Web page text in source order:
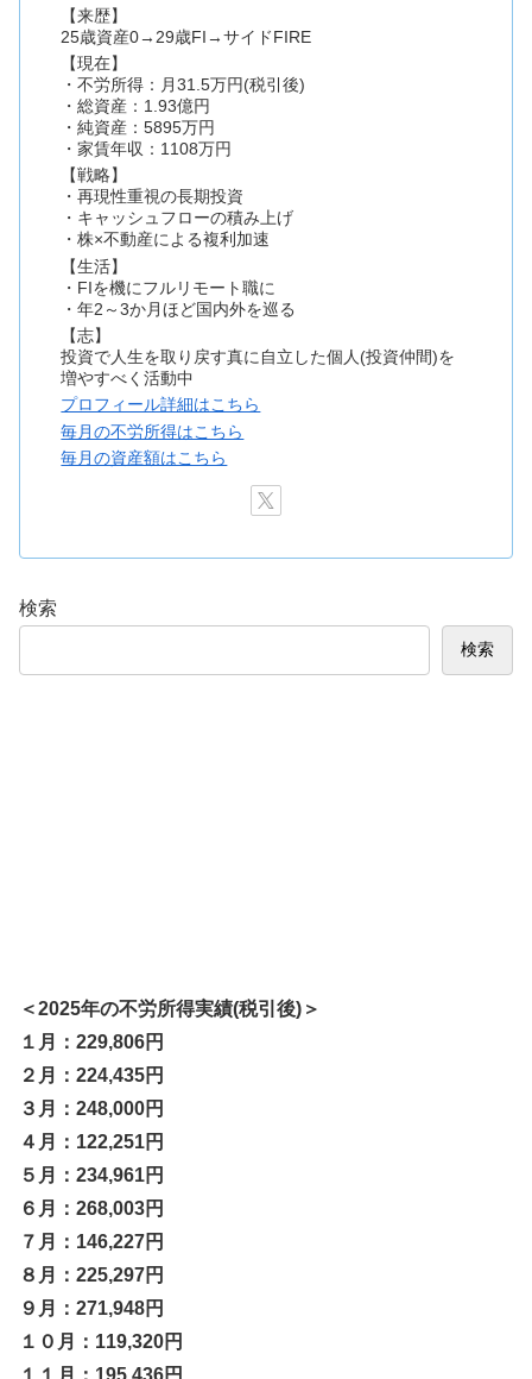
【来歴】
25歳資産0→29歳FI→サイドFIRE
【現在】
・不労所得：月31.5万円(税引後)
・総資産：1.93億円
・純資産：5895万円
・家賃年収：1108万円
【戦略】
・再現性重視の長期投資
・キャッシュフローの積み上げ
・株×不動産による複利加速
【生活】
・FIを機にフルリモート職に
・年2～3か月ほど国内外を巡る
【志】
投資で人生を取り戻す真に自立した個人(投資仲間)を
増やすべく活動中
プロフィール詳細はこちら
毎月の不労所得はこちら
毎月の資産額はこちら
検索
検索
＜2025年の不労所得実績(税引後)＞
１月：229,806円
２月：224,435円
３月：248,000円
４月：122,251円
５月：234,961円
６月：268,003円
７月：146,227円
８月：225,297円
９月：271,948円
１０月：119,320円
１１月：195,436円